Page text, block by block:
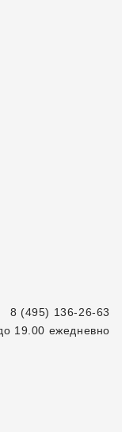
8 (495) 136-26-63
19.00 ежедневно